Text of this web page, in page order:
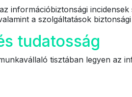
információbiztonsági
a szolgáltatások
tudatosság
tisztában legyen az